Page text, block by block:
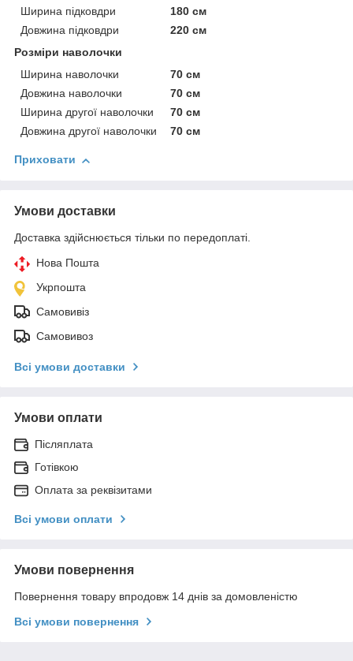
Ширина підковдри
180 см
Довжина підковдри
220 см
Розміри наволочки
Ширина наволочки
70 см
Довжина наволочки
70 см
Ширина другої наволочки
70 см
Довжина другої наволочки
70 см
Приховати
Умови доставки
Доставка здійснюється тільки по передоплаті.
Нова Пошта
Укрпошта
Самовивіз
Самовивоз
Всі умови доставки
Умови оплати
Післяплата
Готівкою
Оплата за реквізитами
Всі умови оплати
Умови повернення
Повернення товару впродовж 14 днів за домовленістю
Всі умови повернення